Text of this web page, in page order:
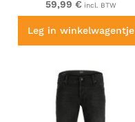
59,99 € incl. BTW
Leg in winkelwagentje